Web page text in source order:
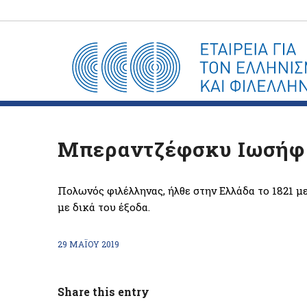
Μπεραντζέφσκυ Ιωσήφ
Πολωνός φιλέλληνας, ήλθε στην Ελλάδα το 1821
με δικά του έξοδα.
29 ΜΑΪ́ΟΥ 2019
Share this entry